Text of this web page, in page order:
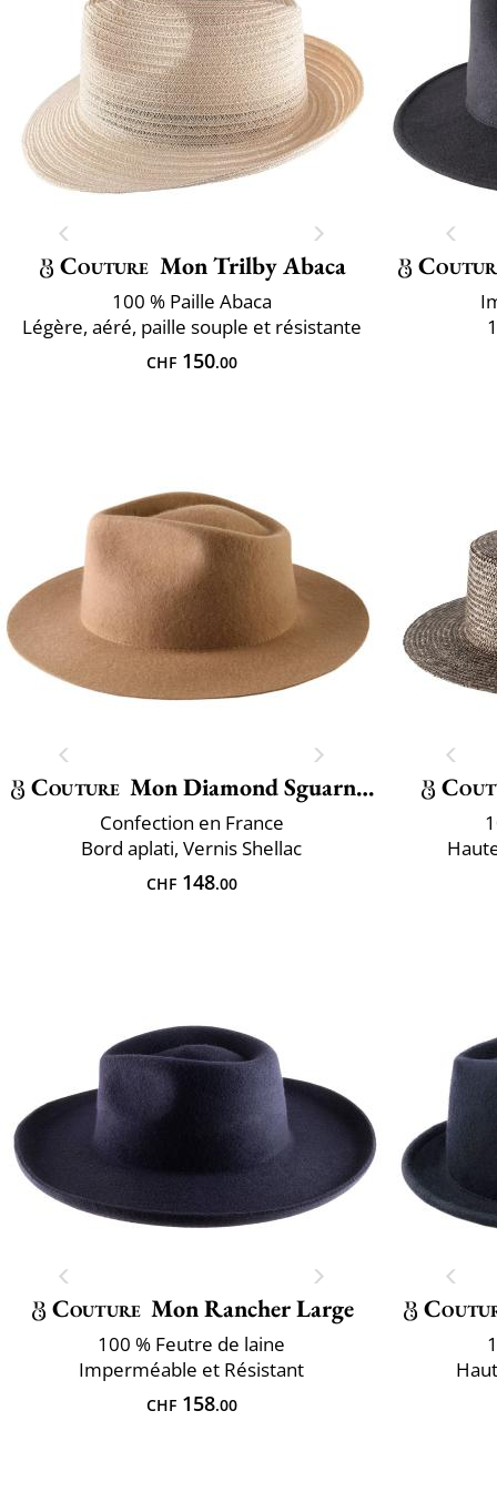
Couture Mon Trilby Abaca
100 % Paille Abaca
Légère, aéré, paille souple et résistante
CHF150.00
Couture Mon Diamond Sguarnito
Confection en France
Bord aplati, Vernis Shellac
CHF148.00
Couture Mon Rancher Large
100 % Feutre de laine
Imperméable et Résistant
CHF158.00